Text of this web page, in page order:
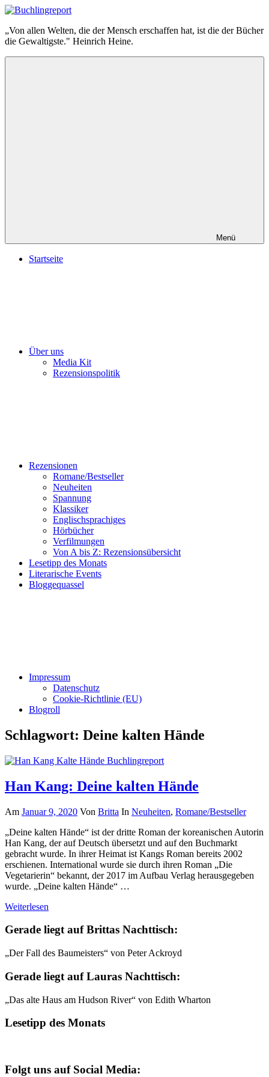
Zum
springen
Buchlingreport
„Von allen Welten, die der Mensch erschaffen hat, ist die der Bücher
die Gewaltigste." Heinrich Heine.
Menü
Startseite
Über uns
Media Kit
Rezensionspolitik
Rezensionen
Romane/Bestseller
Neuheiten
Spannung
Klassiker
Englischsprachiges
Hörbücher
Verfilmungen
Von A bis Z: Rezensionsübersicht
Lesetipp des Monats
Literarische Events
Bloggequassel
Impressum
Datenschutz
Cookie-Richtlinie (EU)
Blogroll
Schlagwort: Deine kalten Hände
Han Kang: Deine kalten Hände
Am Januar 9, 2020 Von Britta In Neuheiten, Romane/Bestseller
„Deine kalten Hände“ ist der dritte Roman der koreanischen Autorin
Han Kang, der auf Deutsch übersetzt und auf den Buchmarkt
gebracht wurde. In ihrer Heimat ist Kangs Roman bereits 2002
erschienen. International wurde sie durch ihren Roman „Die
Vegetarierin“ bekannt, der 2017 im Aufbau Verlag herausgegeben
wurde. „Deine kalten Hände“ …
Weiterlesen
Gerade liegt auf Brittas Nachttisch:
„Der Fall des Baumeisters“ von Peter Ackroyd
Gerade liegt auf Lauras Nachttisch:
„Das alte Haus am Hudson River“ von Edith Wharton
Lesetipp des Monats
Folgt uns auf Social Media: